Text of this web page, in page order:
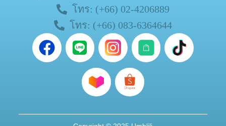
โทร: (+66) 02-4206889
โทร: (+66) 083-6364644